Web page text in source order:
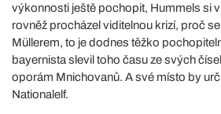
výkonnosti ještě pochopit, Hummels si
rovněž procházel viditelnou krizí, proč
Müllerem, to je dodnes těžko
bayernista slevil toho času ze svých
oporám Mnichovanů. A své místo by
Nationalelf.